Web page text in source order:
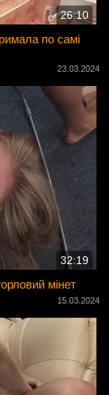
26:10
по самі
23.03.2024
32:19
мінет
15.03.2024